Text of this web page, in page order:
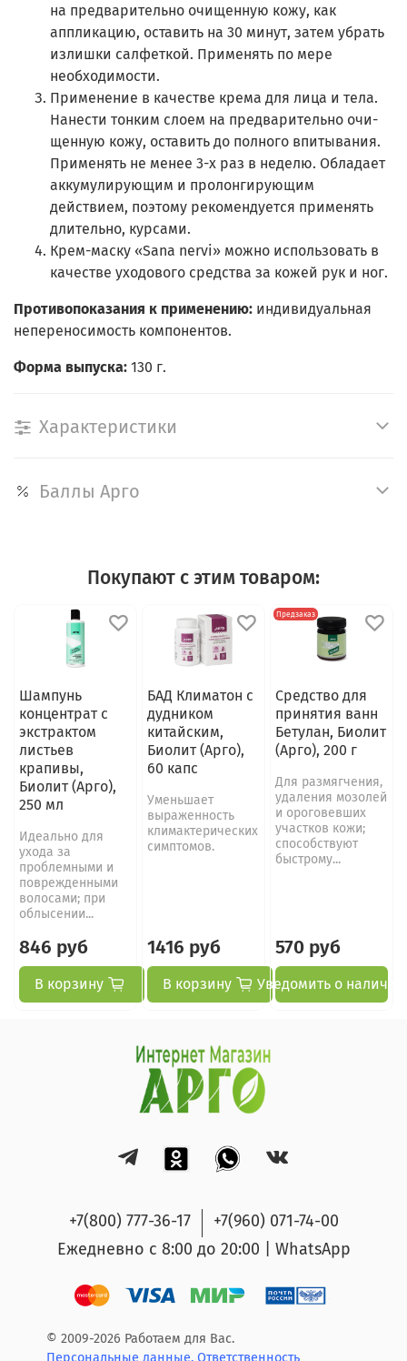
на предварительно очищенную кожу, как
аппликацию, оставить на 30 минут, затем убрать
излишки салфеткой. При­менять по мере
необходимости.
Применение в качестве крема для лица и тела.
Нанести тонким слоем на предварительно очи­
щенную кожу, оставить до полного впитывания.
Применять не менее 3-х раз в неделю. Обладает
аккумулирующим и пролонгирующим
действием, поэтому рекомендуется применять
длительно, курсами.
Крем-маску «Sana nervi» можно использо­вать в
качестве уходового средства за кожей рук и ног.
Противопоказания к применению: индивиду­альная
непереносимость компонентов.
Форма выпуска: 130 г.
Характеристики
Баллы Арго
Покупают с этим товаром:
Шампунь
концентрат с
экстрактом
листьев
крапивы,
Биолит (Арго),
250 мл
Идеально для
ухода за
проблемными и
поврежденными
волосами; при
облысении...
846 руб
В корзину
БАД Климатон с
дудником
китайским,
Биолит (Арго),
60 капс
Уменьшает
выраженность
климактерических
симптомов.
1416 руб
В корзину
Предзаказ
Средство для
принятия ванн
Бетулан, Биолит
(Арго), 200 г
Для размягчения,
удаления мозолей
и ороговевших
участков кожи;
способствуют
быстрому...
570 руб
Уведомить о наличии
+7(800) 777-36-17
+7(960) 071-74-00
Ежедневно с 8:00 до 20:00 | WhatsApp
© 2009-2026 Работаем для Вас.
Персональные данные. Ответственность